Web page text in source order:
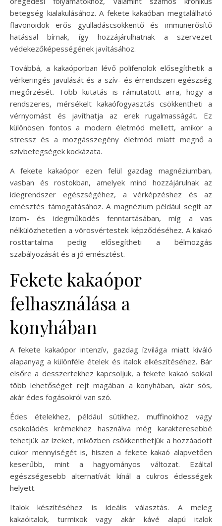
betegség kialakulásához. A fekete kakaóban megtalálható
flavonoidok erős gyulladáscsökkentő és immunerősítő
hatással bírnak, így hozzájárulhatnak a szervezet
védekezőképességének javításához.
Továbbá, a kakaóporban lévő polifenolok elősegíthetik a
vérkeringés javulását és a szív- és érrendszeri egészség
megőrzését. Több kutatás is rámutatott arra, hogy a
rendszeres, mérsékelt kakaófogyasztás csökkentheti a
vérnyomást és javíthatja az erek rugalmasságát. Ez
különösen fontos a modern életmód mellett, amikor a
stressz és a mozgásszegény életmód miatt megnő a
szívbetegségek kockázata.
A fekete kakaópor ezen felül gazdag magnéziumban,
vasban és rostokban, amelyek mind hozzájárulnak az
idegrendszer egészségéhez, a vérképzéshez és az
emésztés támogatásához. A magnézium például segít az
izom- és idegműködés fenntartásában, míg a vas
nélkülözhetetlen a vörösvértestek képződéséhez. A kakaó
rosttartalma pedig elősegítheti a bélmozgás
szabályozását és a jó emésztést.
Fekete kakaópor
felhasználása a
konyhában
A fekete kakaópor intenzív, gazdag ízvilága miatt kiváló
alapanyag a különféle ételek és italok elkészítéséhez. Bár
elsőre a desszertekhez kapcsoljuk, a fekete kakaó sokkal
több lehetőséget rejt magában a konyhában, akár sós,
akár édes fogásokról van szó.
Édes ételekhez, például sütikhez, muffinokhoz vagy
csokoládés krémekhez használva még karakteresebbé
tehetjük az ízeket, miközben csökkenthetjük a hozzáadott
cukor mennyiségét is, hiszen a fekete kakaó alapvetően
keserűbb, mint a hagyományos változat. Ezáltal
egészségesebb alternatívát kínál a cukros édességek
helyett.
Italok készítéséhez is ideális választás. A meleg
kakaóitalok, turmixok vagy akár kávé alapú italok